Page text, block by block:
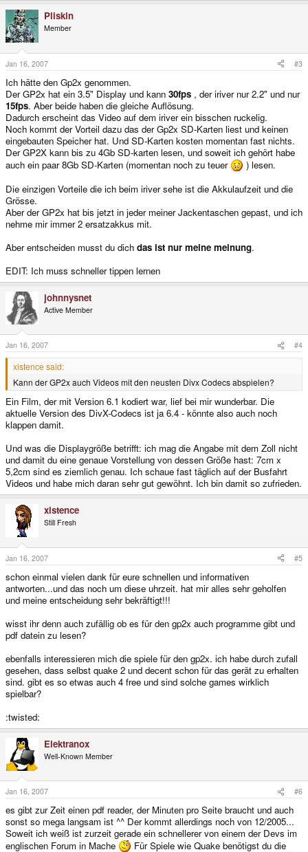
Pliskin
Member
Jan 16, 2007 #3
Ich hätte den Gp2x genommen.
Der GP2x hat ein 3.5" Display und kann 30fps , der iriver nur 2.2" und nur
15fps. Aber beide haben die gleiche Auflösung.
Dadurch erscheint das Video auf dem iriver ein bisschen ruckelig.
Noch kommt der Vorteil dazu das der Gp2x SD-Karten liest und keinen
eingebauten Speicher hat. Und SD-Karten kosten momentan fast nichts.
Der GP2X kann bis zu 4Gb SD-karten lesen, und soweit ich gehört habe
auch ein paar 8Gb SD-Karten (momentan noch zu teuer
) lesen.
Die einzigen Vorteile die ich beim iriver sehe ist die Akkulaufzeit und die
Grösse.
Aber der GP2x hat bis jetzt in jeder meiner Jackentaschen gepast, und ich
nehme mir immer 2 ersatzakkus mit.
Aber entscheiden musst du dich das ist nur meine meinung.
EDIT: Ich muss schneller tippen lernen
johnnysnet
Active Member
Jan 16, 2007 #4
xistence said:
Kann der GP2x auch Videos mit den neusten Divx Codecs abspielen?
Ein Film, der mit Version 6.1 kodiert war, lief bei mir wunderbar. Die
aktuelle Version des DivX-Codecs ist ja 6.4 - könnte also auch noch
klappen damit.
Und was die Displaygröße betrifft: ich mag die Angabe mit dem Zoll nicht
und damit du eine genaue Vorstellung von dessen Größe hast: 7cm x
5,2cm sind es ziemlich genau. Ich schaue fast täglich auf der Busfahrt
Videos und habe mich daran sehr gut gewöhnt. Ich bin damit so zufrieden.
xistence
Still Fresh
Jan 16, 2007 #5
schon einmal vielen dank für eure schnellen und informativen
antworten...und das noch um diese uhrzeit. hat mir alles sehr geholfen
und meine entscheidung sehr bekräftigt!!!
wisst ihr denn auch zufällig ob es für den gp2x auch programme gibt und
pdf datein zu lesen?
ebenfalls interessieren mich die spiele für den gp2x. ich habe durch zufall
gesehen, dass selbst quake 2 und decent schon für das gerät zu erhalten
sind. gibt es so etwas auch 4 free und sind solche games wirklich
spielbar?
:twisted:
Elektranox
Well-Known Member
Jan 16, 2007 #6
es gibt zur Zeit einen pdf reader, der Minuten pro Seite braucht und auch
sonst so mega langsam ist ^^ Der kommt allerdings noch von 12/2005...
Soweit ich weiß ist zurzeit gerade ein schnellerer von einem der Devs im
englischen Forum in Mache
Für Spiele wie Quake benötigst du die